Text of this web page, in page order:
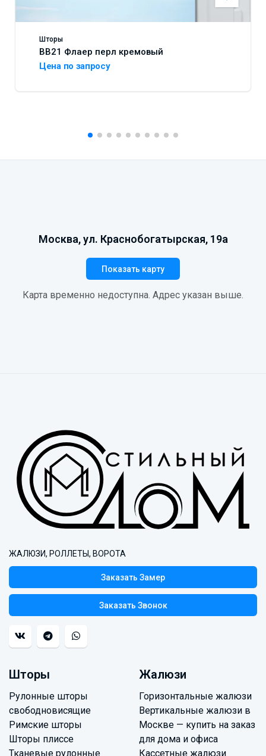
Шторы
BB21 Флаер перл кремовый
Цена по запросу
Москва, ул. Краснобогатырская, 19а
Показать карту
Карта временно недоступна. Адрес указан выше.
ЖАЛЮЗИ, РОЛЛЕТЫ, ВОРОТА
Заказать Замер
Заказать Звонок
Шторы
Рулонные шторы
свободновисящие
Римские шторы
Шторы плиссе
Тканевые рулонные
Жалюзи
Горизонтальные жалюзи
Вертикальные жалюзи в
Москве — купить на заказ
для дома и офиса
Кассетные жалюзи